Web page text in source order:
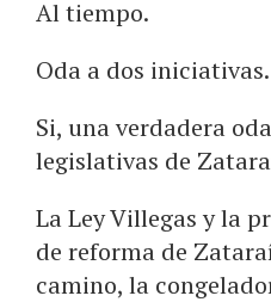
Al tiempo.
Oda a dos iniciativas.
Si, una verdadera
legislativas de
La Ley Villegas y la
de reforma de
camino, la